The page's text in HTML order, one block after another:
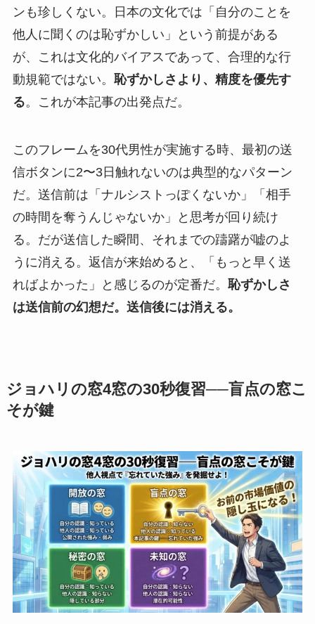
ンも珍しくない。日本の文化では「自分のことを
他人に聞くのは恥ずかしい」という前提がある
が、これは文化的バイアスであって、合理的な行
動規範ではない。 恥ずかしさより、精度を優先す
る。これが本記事の出発点だ。
このフレームを30代男性が実施する時、最初の送
信ボタンに2〜3日触れないのは典型的なパターン
だ。送信前は「ナルシストっぽくないか」「相手
の時間を奪うんじゃないか」と思考が回り続け
る。だが送信した瞬間、それまでの躊躇が嘘のよ
うに消える。返信が来始めると、「もっと早く送
ればよかった」と感じるのが定番だ。 恥ずかしさ
は送信前の幻想だ。送信後には消える。
ジョハリの窓4窓の30秒復習──盲点の窓こ
そが鍵